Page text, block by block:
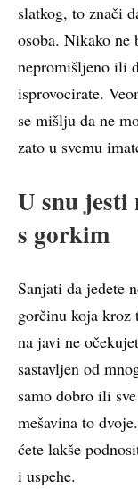
slatkog, to znači
osoba. Nikako ne
nepromišljeno ili
isprovocirate.
se mišlju da ne
zato u svemu
U snu jesti
s gorkim
Sanjati da jedete
gorčinu koja kroz
na javi ne
sastavljen od
samo dobro ili
mešavina to
ćete lakše
i uspehe.